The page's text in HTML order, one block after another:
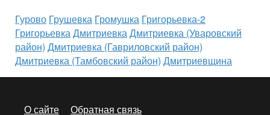
Гурово Грушевка Громушка Григорьевка-2
Григорьевка Дмитриевка Дмитриевка (Уваровский
район) Дмитриевка (Гавриловский район)
Дмитриевка (Тамбовский район) Дмитриевщина
О сайте Обратная связь